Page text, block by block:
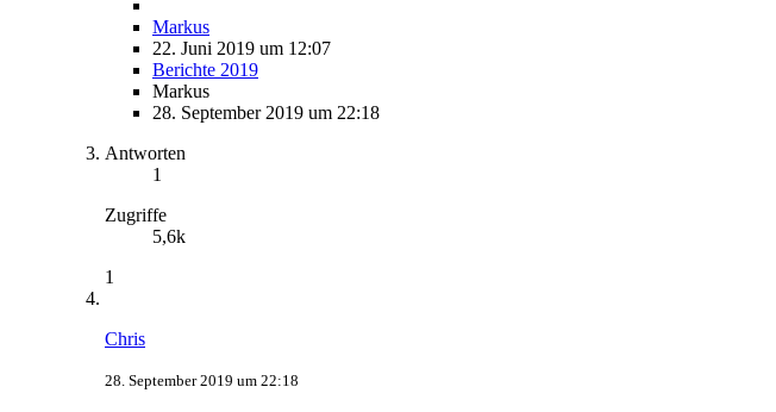
Markus
22. Juni 2019 um 12:07
Berichte 2019
Markus
28. September 2019 um 22:18
Antworten
1
Zugriffe
5,6k
1
Chris
28. September 2019 um 22:18